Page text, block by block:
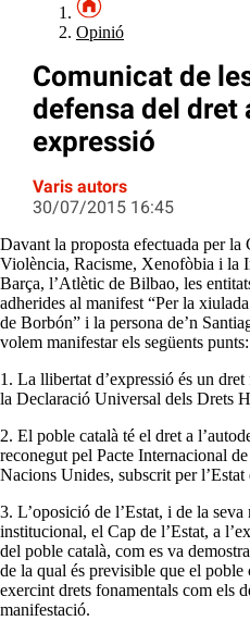
Opinió
Comunicat de
defensa del dret
expressió
Varis autors
30/07/2015 16:45
Davant la proposta efectuada per la
Violència, Racisme, Xenofòbia i la
Barça, l’Atlètic de Bilbao, les
adherides al manifest “Per la
de Borbón” i la persona de’n
volem manifestar els següents punts:
1. La llibertat d’expressió és un
la Declaració Universal dels Drets
2. El poble català té el dret a
reconegut pel Pacte Internacional
Nacions Unides, subscrit per l’Estat
3. L’oposició de l’Estat, i de la
institucional, el Cap de l’Estat, a
del poble català, com es va
de la qual és previsible que el
exercint drets fonamentals com els
manifestació.